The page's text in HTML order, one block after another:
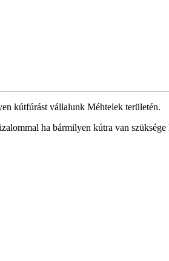
kútfúrást vállalunk Méhtelek területén.
ha bármilyen kútra van szüksége